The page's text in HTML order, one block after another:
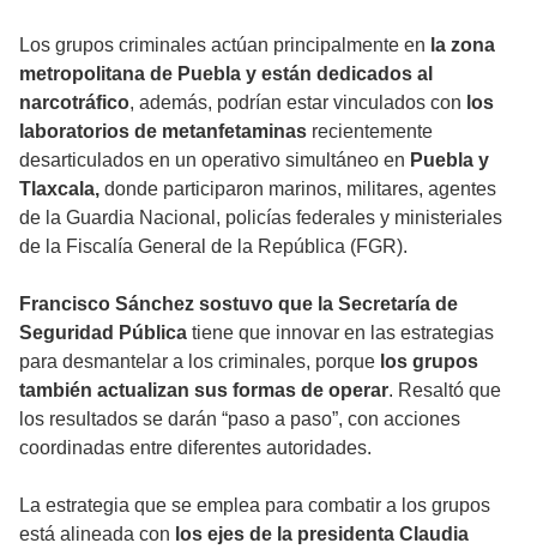
Los grupos criminales actúan principalmente en la zona
metropolitana de Puebla y están dedicados al
narcotráfico, además, podrían estar vinculados con los
laboratorios de metanfetaminas recientemente
desarticulados en un operativo simultáneo en Puebla y
Tlaxcala, donde participaron marinos, militares, agentes
de la Guardia Nacional, policías federales y ministeriales
de la Fiscalía General de la República (FGR).
Francisco Sánchez sostuvo que la Secretaría de
Seguridad Pública tiene que innovar en las estrategias
para desmantelar a los criminales, porque los grupos
también actualizan sus formas de operar. Resaltó que
los resultados se darán “paso a paso”, con acciones
coordinadas entre diferentes autoridades.
La estrategia que se emplea para combatir a los grupos
está alineada con los ejes de la presidenta Claudia